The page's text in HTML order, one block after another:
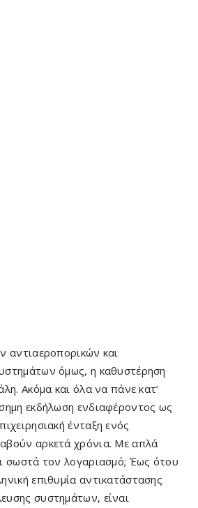
αντιαεροπορικών και
όμως, η καθυστέρηση
Ακόμα και όλα να πάνε κατ’
εκδήλωση ενδιαφέροντος ως
ένταξη ενός
αρκετά χρόνια. Με απλά
σωστά τον λογαριασμό; Έως ότου
επιθυμία αντικατάστασης
συστημάτων, είναι